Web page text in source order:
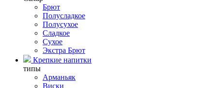
Брют
Полусладкое
Полусухое
Сладкое
Сухое
Экстра Брют
Крепкие напитки
типы
Арманьяк
Виски